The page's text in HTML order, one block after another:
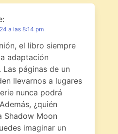
a las 8:14 pm
el libro siempre
adaptación
Las páginas de un
llevarnos a lugares
nunca podrá
¿quién
Shadow Moon
imaginar un